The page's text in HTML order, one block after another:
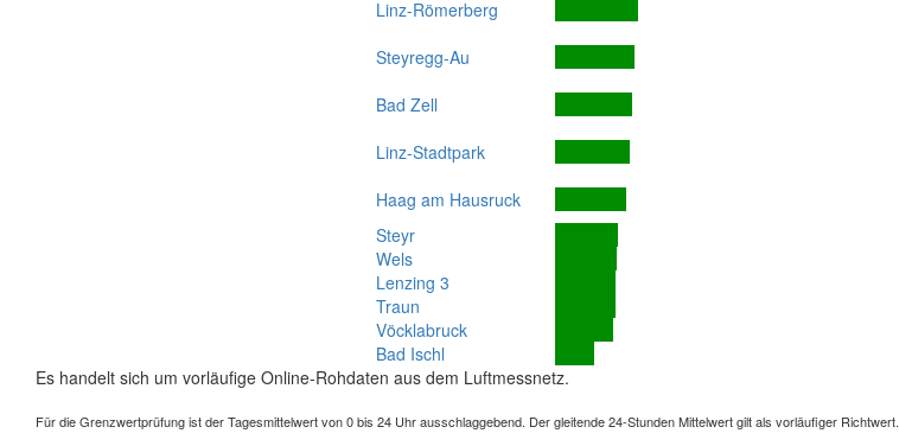
Linz-Römerberg
Steyregg-Au
Bad Zell
Linz-Stadtpark
Haag am Hausruck
Steyr
Wels
Lenzing 3
Traun
Vöcklabruck
Bad Ischl
Es handelt sich um vorläufige Online-Rohdaten aus dem Luftmessnetz.
Für die Grenzwertprüfung ist der Tagesmittelwert von 0 bis 24 Uhr ausschlaggebend. Der gleitende 24-Stunden Mittelwert gilt als vorläufiger Richtwert.